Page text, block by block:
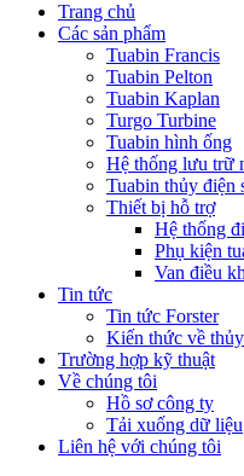
Trang chủ
Các sản phẩm
Tuabin Francis
Tuabin Pelton
Tuabin Kaplan
Turgo Turbine
Tuabin hình ống
Hệ thống lưu trữ
Tuabin thủy điện
Thiết bị hỗ trợ
Hệ thống
Phụ kiện
Van điều
Tin tức
Tin tức Forster
Kiến thức về
Trường hợp kỹ thuật
Về chúng tôi
Hồ sơ công ty
Tải xuống dữ liệu
Liên hệ với chúng tôi